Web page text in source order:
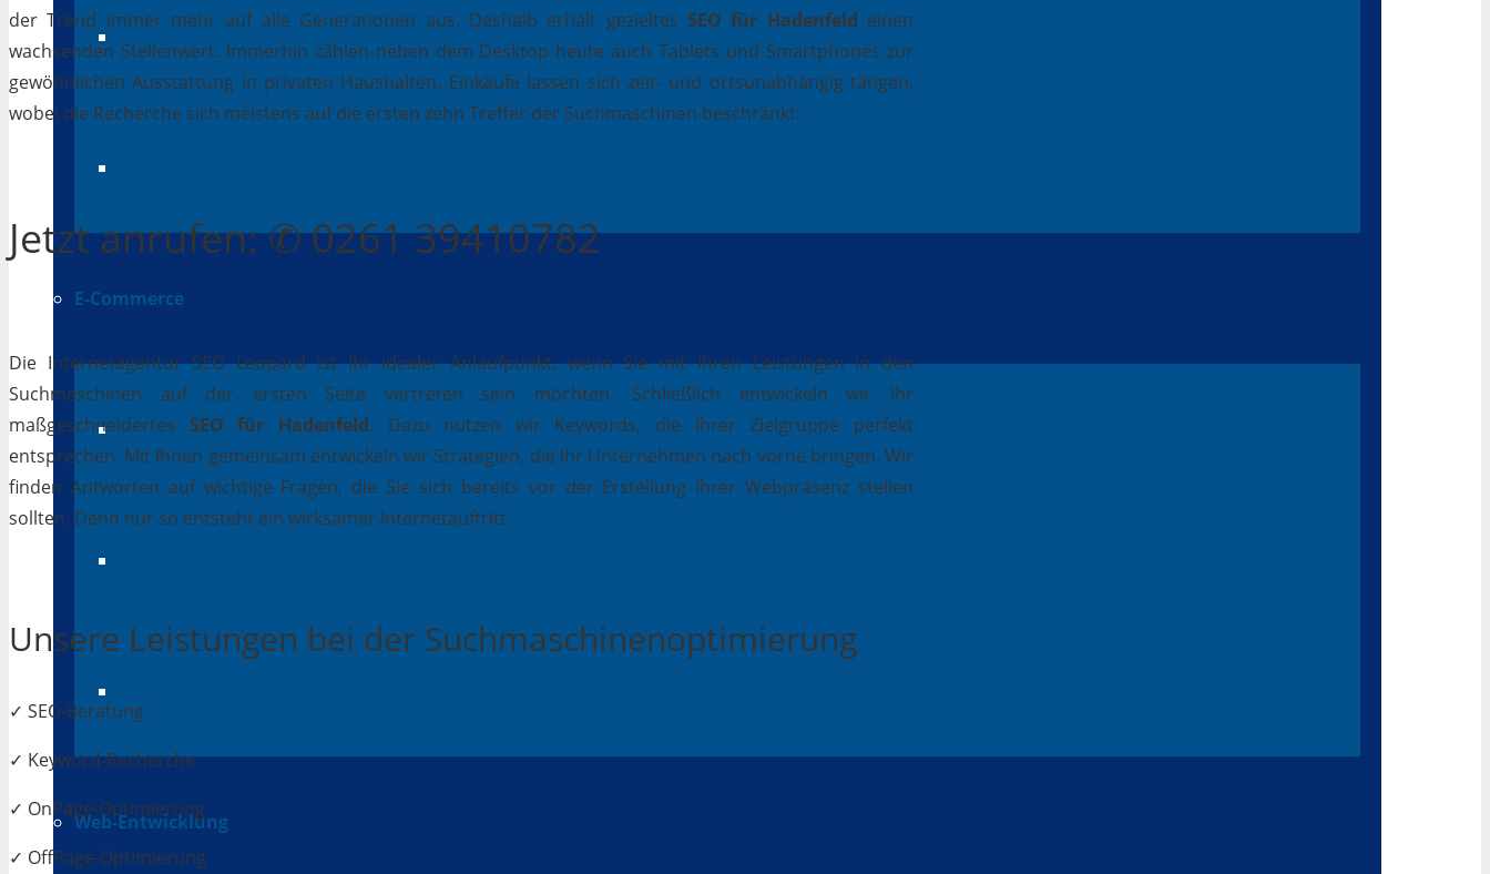
E-Commerce
Online Shops
Web-Entwicklung
der Trend immer mehr auf alle Generationen aus. Deshalb erhält gezieltes SEO für Hadenfeld einen
wachsenden Stellenwert. Immerhin zählen neben dem Desktop heute auch Tablets und Smartphones zur
gewöhnlichen Ausstattung in privaten Haushalten. Einkäufe lassen sich zeit- und ortsunabhängig tätigen,
wobei die Recherche sich meistens auf die ersten zehn Treffer der Suchmaschinen beschränkt.
Jetztanrufen: ✆ 0261 39410782
Die Internetagentur SEO Leopard ist Ihr idealer Anlaufpunkt, wenn Sie mit Ihren Leistungen in den
Suchmaschinen auf der ersten Seite vertreten sein möchten. Schließlich entwickeln wir Ihr
maßgeschneidertes SEO für Hadenfeld. Dazu nutzen wir Keywords, die Ihrer Zielgruppe perfekt
entsprechen. Mit Ihnen gemeinsam entwickeln wir Strategien, die Ihr Unternehmen nach vorne bringen. Wir
finden Antworten auf wichtige Fragen, die Sie sich bereits vor der Erstellung Ihrer Webpräsenz stellen
sollten. Denn nur so entsteht ein wirksamer Internetauftritt.
Unsere Leistungen bei der Suchmaschinenoptimierung
✓ SEO-Beratung
✓ Keyword-Recherche
✓ OnPage-Optimierung
✓ OffPage-Optimierung